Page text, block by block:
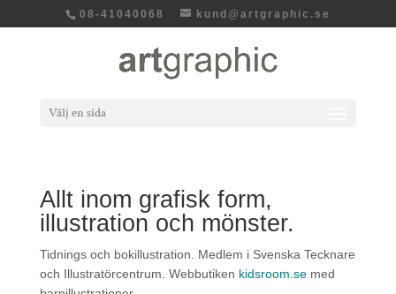
08-41040068 kund@artgraphic.se
Välj en sida
Allt inom grafisk form,
illustration och mönster.
Tidnings och bokillustration. Medlem i Svenska Tecknare
och Illustratörcentrum. Webbutiken kidsroom.semed